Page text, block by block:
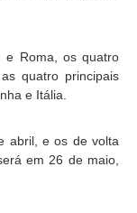
e Roma, os quatro
quatro principais
e Itália.
abril, e os de volta
em 26 de maio,